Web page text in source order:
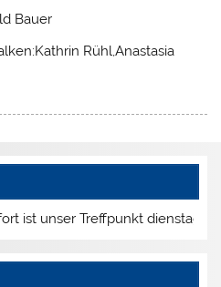
Bauer
Rühl,Anastasia
ist unser Treffpunkt dienstags